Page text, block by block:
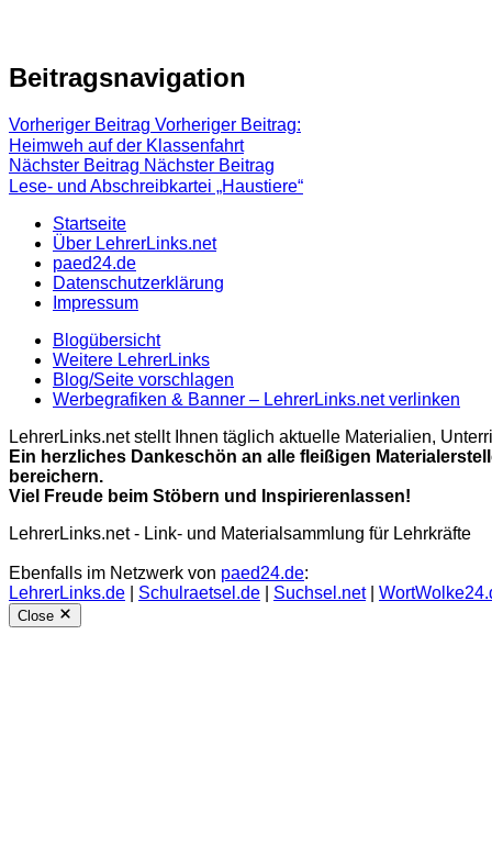
Beitragsnavigation
Vorheriger Beitrag Vorheriger Beitrag:
Heimweh auf der Klassenfahrt
Nächster Beitrag Nächster Beitrag
Lese- und Abschreibkartei „Haustiere“
Startseite
Über LehrerLinks.net
paed24.de
Datenschutzerklärung
Impressum
Blogübersicht
Weitere LehrerLinks
Blog/Seite vorschlagen
Werbegrafiken & Banner – LehrerLinks.net verlinken
LehrerLinks.net stellt Ihnen täglich aktuelle Materialien,
Ein herzliches Dankeschön an alle fleißigen
bereichern.
Viel Freude beim Stöbern und Inspirierenlassen!
LehrerLinks.net - Link- und Materialsammlung für Lehrkräfte
Ebenfalls im Netzwerk von paed24.de:
LehrerLinks.de
Schulraetsel.de Suchsel.net|
Close